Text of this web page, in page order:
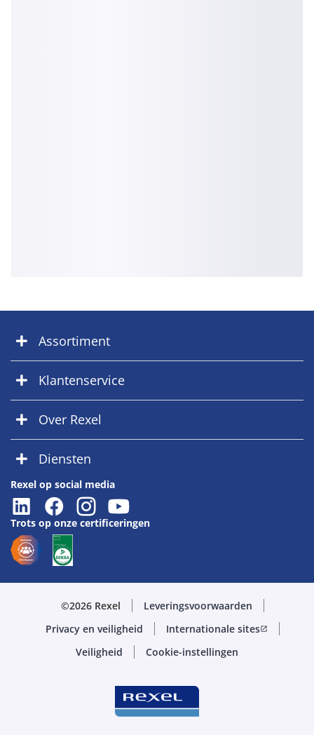
Assortiment
Klantenservice
Over Rexel
Diensten
Rexel op social media
Trots op onze certificeringen
©2026 Rexel
Leveringsvoorwaarden
Privacy en veiligheid
Internationale sitesopen_in_new
Veiligheid Cookie-instellingen